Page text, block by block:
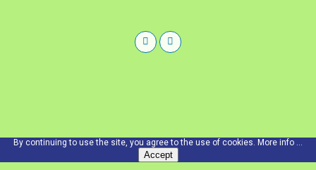
By continuing to use the site, you agree to the use of cookies. More info ...
Accept